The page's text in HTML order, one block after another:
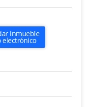
inmueble
electrónico